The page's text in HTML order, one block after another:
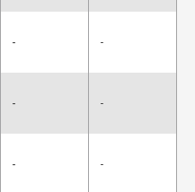
- -
- -
- -